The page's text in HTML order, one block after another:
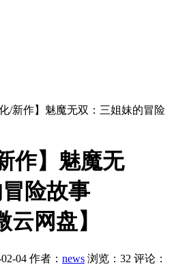
/新作】魅魔无双：三姐妹的冒险
作】魅魔无
险故事
云网盘】
04 作者： news 浏览：32 评论：